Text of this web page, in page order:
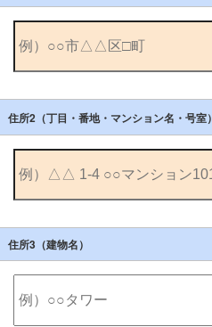
住所2（丁目・番地・マンション名・号室）
住所3（建物名）